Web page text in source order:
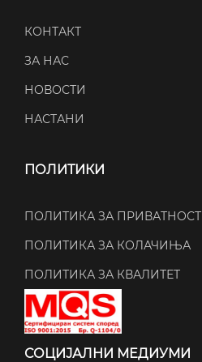
КОНТАКТ
ЗА НАС
НОВОСТИ
НАСТАНИ
ПОЛИТИКИ
ПОЛИТИКА ЗА ПРИВАТНОСТ
ПОЛИТИКА ЗА КОЛАЧИЊА
ПОЛИТИКА ЗА КВАЛИТЕТ
СОЦИЈАЛНИ МЕДИУМИ